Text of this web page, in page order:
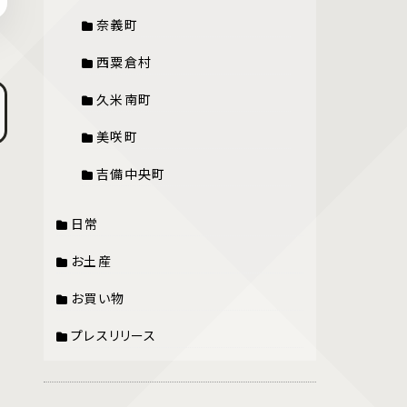
奈義町
西粟倉村
久米南町
美咲町
吉備中央町
日常
お土産
お買い物
プレスリリース